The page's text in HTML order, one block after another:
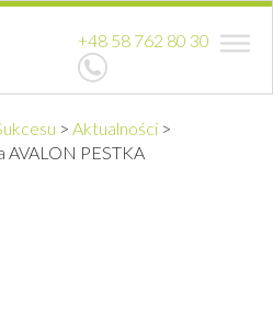
+48 58 762 80 30
> Aktualności >
AVALON PESTKA